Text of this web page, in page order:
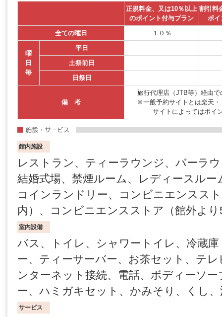
正規料金、又は10％以上
のポイント付与プラン
割引料
ポイ
全ての曜日
１０％
曜
日
毎
平日
土祭前日
日祭日
備 考
旅行代理店（JTB等）経由
※一般予約サイトとは楽天
サイトによってはポイ
館内施設
レストラン、ティーラウンジ、バーラ
結婚式場、禁煙ルーム、レディースルー
コインランドリー、コンビニエンスス
内）、コンビニエンスストア（館外より
室内設備
バス、トイレ、シャワートイレ、冷蔵
ー、ティーサーバー、お茶セット、テ
ンターネット接続、電話、ボディーソ
ー、ハミガキセット、かみそり、くし
サービス